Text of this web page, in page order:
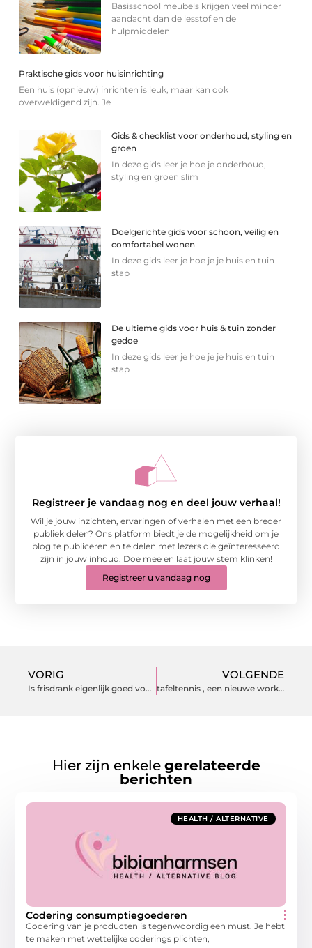
Basisschool meubels krijgen veel minder
aandacht dan de lesstof en de
hulpmiddelen
Praktische gids voor huisinrichting
Een huis (opnieuw) inrichten is leuk, maar kan ook
overweldigend zijn. Je
Gids & checklist voor onderhoud, styling en
groen
In deze gids leer je hoe je onderhoud,
styling en groen slim
Doelgerichte gids voor schoon, veilig en
comfortabel wonen
In deze gids leer je hoe je je huis en tuin
stap
De ultieme gids voor huis & tuin zonder
gedoe
In deze gids leer je hoe je je huis en tuin
stap
Registreer je vandaag nog en deel jouw verhaal!
Wil je jouw inzichten, ervaringen of verhalen met een breder
publiek delen? Ons platform biedt je de mogelijkheid om je
blog te publiceren en te delen met lezers die geïnteresseerd
zijn in jouw inhoud. Doe mee en laat jouw stem klinken!
Registreer u vandaag nog
VORIG
Is frisdrank eigenlijk goed voor je gezondheid?
VOLGENDE
tafeltennis , een nieuwe workout?
Hier zijn enkele gerelateerde
berichten
HEALTH / ALTERNATIVE
Codering consumptiegoederen
Codering van je producten is tegenwoordig een must. Je hebt
te maken met wettelijke coderings plichten,